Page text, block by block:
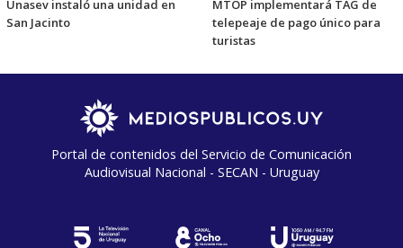
Unasev instaló una unidad en
San Jacinto
MTOP implementará TAG de
telepeaje de pago único para
turistas
Portal de contenidos del Servicio de Comunicación
Audiovisual Nacional - SECAN - Uruguay